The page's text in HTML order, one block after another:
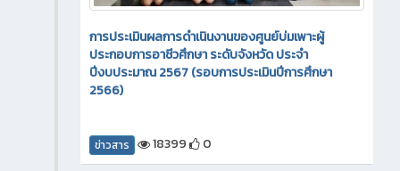
การประเมินผลการดำเนินงานของศูนย์บ่มเพาะผู้
ประกอบการอาชีวศึกษา ระดับจังหวัด ประจำ
ปีงบประมาณ 2567 (รอบการประเมินปีการศึกษา
2566)
ข่าวสาร 18399 0